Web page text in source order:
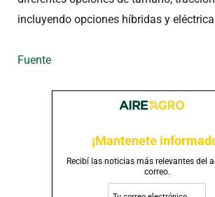
incluyendo opciones híbridas y
Fuente
¡Mantenete
Recibí las noticias más relevantes del
correo.